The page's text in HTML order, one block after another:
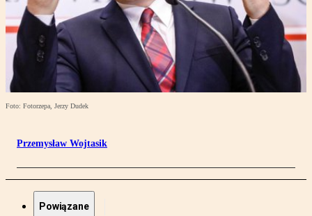
Foto: Fotorzepa, Jerzy Dudek
Przemysław Wojtasik
Powiązane